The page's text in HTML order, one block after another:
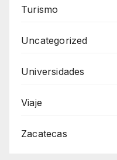
Turismo
Uncategorized
Universidades
Viaje
Zacatecas